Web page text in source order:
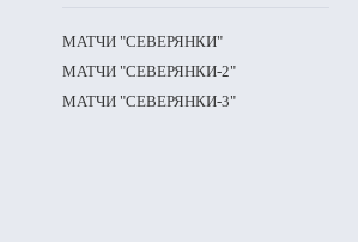
МАТЧИ "СЕВЕРЯНКИ"
МАТЧИ "СЕВЕРЯНКИ-2"
МАТЧИ "СЕВЕРЯНКИ-3"